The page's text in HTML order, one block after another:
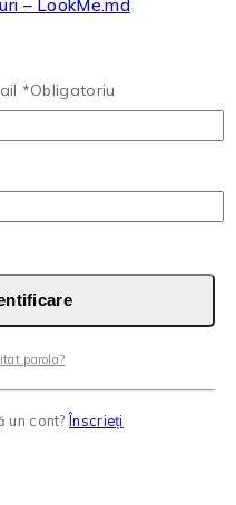
– LookMe.md
Special create pentru
pot fi alese în pagina
*Obligatoriu
parola?
un cont?Înscrieți